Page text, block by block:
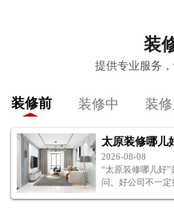
装
提供专业服务
装修前 装修中 装
2026-08-08
“太原装修哪儿好
问。好公司不一定